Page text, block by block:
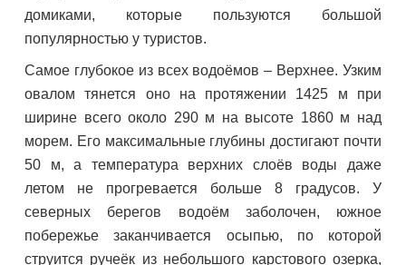
домиками, которые пользуются большой
популярностью у туристов.
Самое глубокое из всех водоёмов – Верхнее. Узким
овалом тянется оно на протяжении 1425 м при
ширине всего около 290 м на высоте 1860 м над
морем. Его максимальные глубины достигают почти
50 м, а температура верхних слоёв воды даже
летом не прогревается больше 8 градусов. У
северных берегов водоём заболочен, южное
побережье заканчивается осыпью, по которой
струится ручеёк из небольшого карстового озерка,